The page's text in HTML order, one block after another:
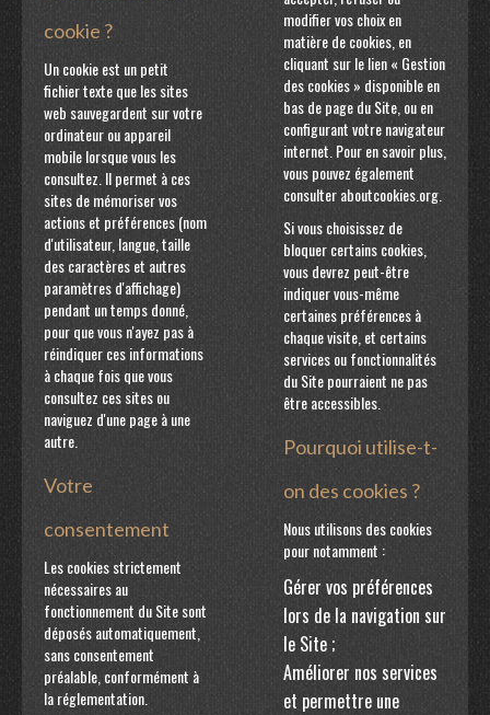
cookie ?
Un cookie est un petit
fichier texte que les sites
web sauvegardent sur votre
ordinateur ou appareil
mobile lorsque vous les
consultez. Il permet à ces
sites de mémoriser vos
actions et préférences (nom
d'utilisateur, langue, taille
des caractères et autres
paramètres d'affichage)
pendant un temps donné,
pour que vous n'ayez pas à
réindiquer ces informations
à chaque fois que vous
consultez ces sites ou
naviguez d'une page à une
autre.
Votre
consentement
Les cookies strictement
nécessaires au
fonctionnement du Site sont
déposés automatiquement,
sans consentement
préalable, conformément à
la réglementation.
modifier vos choix en
matière de cookies, en
cliquant sur le lien « Gestion
des cookies » disponible en
bas de page du Site, ou en
configurant votre navigateur
internet. Pour en savoir plus,
vous pouvez également
consulteraboutcookies.org
Si vous choisissez de
bloquer certains cookies,
vous devrez peut-être
indiquer vous-même
certaines préférences à
chaque visite, et certains
services ou fonctionnalités
du Site pourraient ne pas
être accessibles.
Pourquoi utilise-t-
on des cookies ?
Nous utilisons des cookies
pour notamment :
Gérer vos préférences
lors de la navigation sur
le Site ;
Améliorer nos services
et permettre une